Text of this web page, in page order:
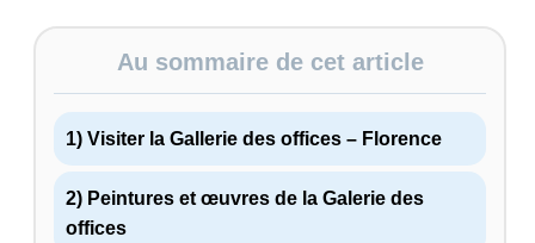
Au sommaire de cet article
1) Visiter la Gallerie des offices – Florence
2) Peintures et œuvres de la Galerie des
offices